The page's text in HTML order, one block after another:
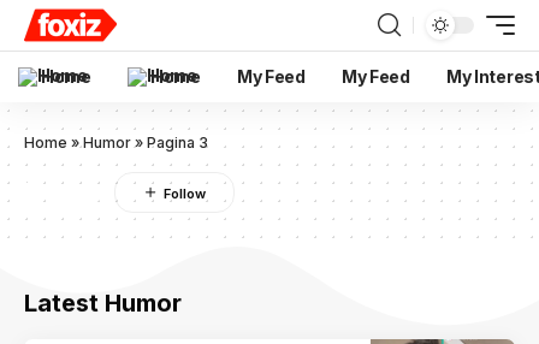
Home Home My Feed My Feed My
Home »Humor» Pagina 3
Humor
Latest Humor